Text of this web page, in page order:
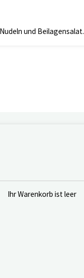
und Beilagensalat.
Ihr Warenkorb ist leer